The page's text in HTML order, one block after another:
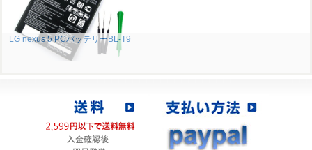
LG nexus 5 PCバッテリーBL-T9